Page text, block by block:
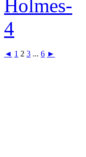
◄ 1 2 3 ... 6 ►